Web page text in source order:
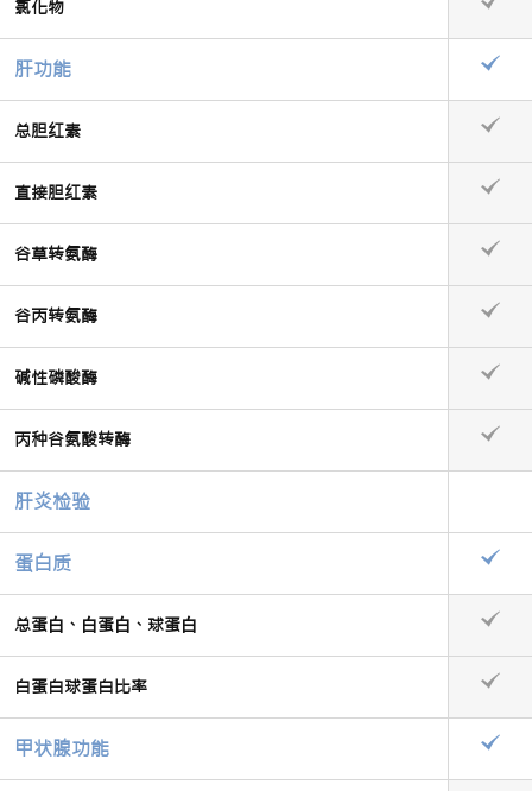
氯化物
肝功能
总胆红素
直接胆红素
谷草转氨酶
谷丙转氨酶
碱性磷酸酶
丙种谷氨酸转酶
肝炎检验
蛋白质
总蛋⽩、⽩蛋⽩、球蛋⽩
白蛋白球蛋白比率
甲状腺功能